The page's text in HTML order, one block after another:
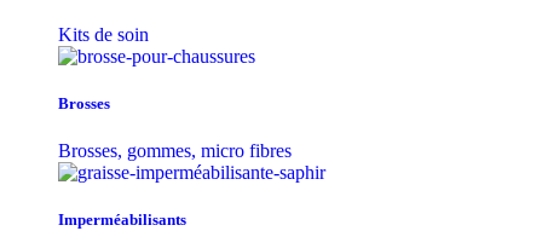
Kits de soin
Brosses
Brosses, gommes, micro fibres
Imperméabilisants